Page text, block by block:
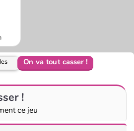
On va tout casser !
!
ce jeu